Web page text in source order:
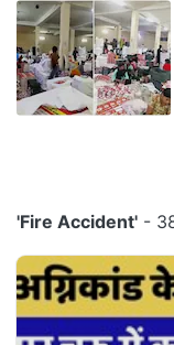
'Fire Accident' -